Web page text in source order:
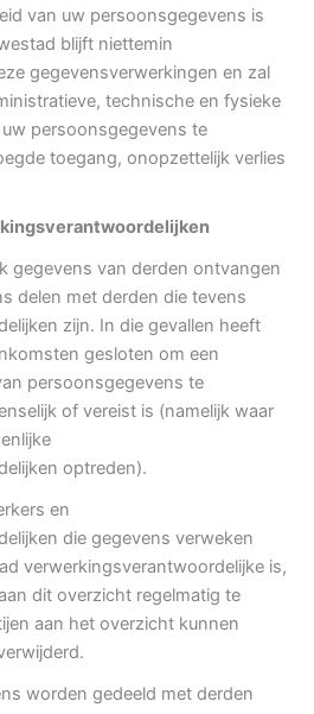
van uw persoonsgegevens is
blijft niettemin
gegevensverwerkingen en zal
technische en fysieke
persoonsgegevens te
toegang, onopzettelijk verlies
gegevens van derden ontvangen
delen met derden die tevens
zijn. In die gevallen heeft
gesloten om een
persoonsgegevens te
of vereist is (namelijk waar
optreden).
en
die gegevens verweken
verwerkingsverantwoordelijke is,
dit overzicht regelmatig te
aan het overzicht kunnen
worden gedeeld met derden